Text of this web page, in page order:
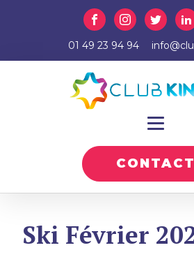
01 49 23 94 94
CONTACT
Ski Février